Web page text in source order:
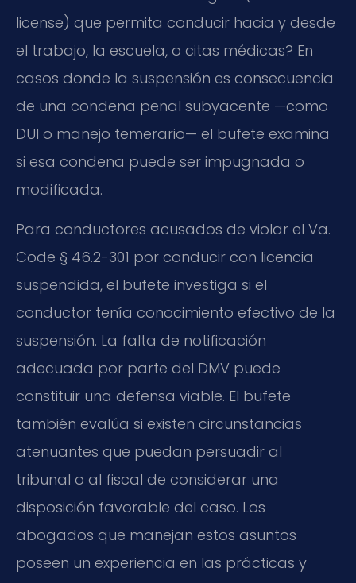
license) que permita conducir hacia y desde
el trabajo, la escuela, o citas médicas? En
casos donde la suspensión es consecuencia
de una condena penal subyacente —como
DUI o manejo temerario— el bufete examina
si esa condena puede ser impugnada o
modificada.
Para conductores acusados de violar el Va.
Code § 46.2-301 por conducir con licencia
suspendida, el bufete investiga si el
conductor tenía conocimiento efectivo de la
suspensión. La falta de notificación
adecuada por parte del DMV puede
constituir una defensa viable. El bufete
también evalúa si existen circunstancias
atenuantes que puedan persuadir al
tribunal o al fiscal de considerar una
disposición favorable del caso. Los
abogados que manejan estos asuntos
poseen un experiencia en las prácticas y